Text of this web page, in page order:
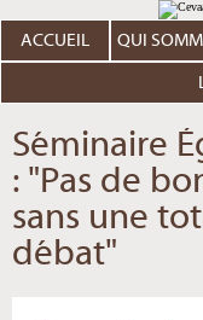
au
contenu.
Aller
personnels
ACCUEIL QUI
Séminaire
: "Pas de
sans une
débat"